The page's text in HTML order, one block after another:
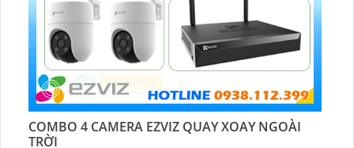
COMBO 4 CAMERA EZVIZ QUAY XOAY NGOÀI
TRỜI